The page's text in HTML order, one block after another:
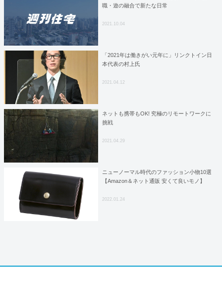
職・遊の融合で新たな日常
2021.10.04
「2021年は働きがい元年に」リンクトイン日
本代表の村上氏
2021.04.12
ネットも携帯もOK! 究極のリモートワークに
挑戦
2021.04.29
ニューノーマル時代のファッション小物10選
【Amazon＆ネット通販 安くて良いモノ】
2022.01.24